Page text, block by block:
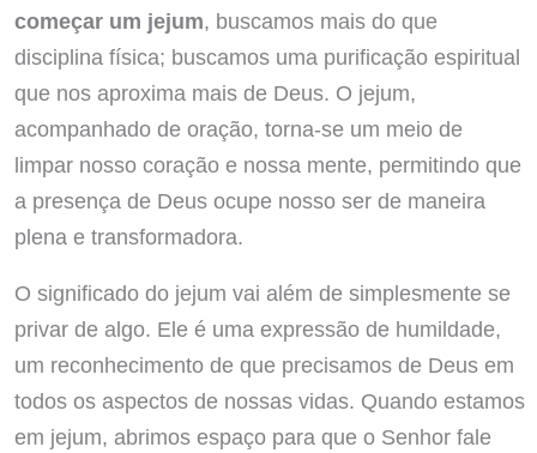
começar um jejum, buscamos mais do que
disciplina física; buscamos uma purificação espiritual
que nos aproxima mais de Deus. O jejum,
acompanhado de oração, torna-se um meio de
limpar nosso coração e nossa mente, permitindo que
a presença de Deus ocupe nosso ser de maneira
plena e transformadora.
O significado do jejum vai além de simplesmente se
privar de algo. Ele é uma expressão de humildade,
um reconhecimento de que precisamos de Deus em
todos os aspectos de nossas vidas. Quando estamos
em jejum, abrimos espaço para que o Senhor fale